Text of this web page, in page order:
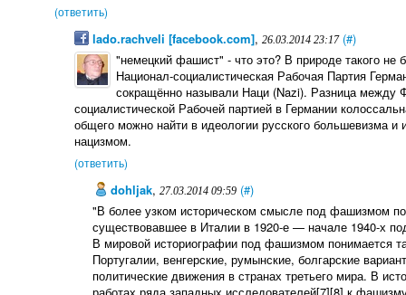
(ответить)
lado.rachveli [facebook.com], 26.03.2014 23:17 (#)
"немецкий фашист" - что это? В природе такого
Национал-социалистическая Рабочая Партия
сокращённо называли Наци (Nazi). Разница между
социалистической Рабочей партией в Германии
общего можно найти в идеологии русского
нацизмом.
(ответить)
dohljak,27.03.2014 09:59 (#)
"В более узком историческом смысле под фашизмом
существовавшее в Италии в 1920-е — начале 1940-х
В мировой историографии под фашизмом понимается
Португалии, венгерские, румынские, болгарские
политические движения в странах третьего мира. В